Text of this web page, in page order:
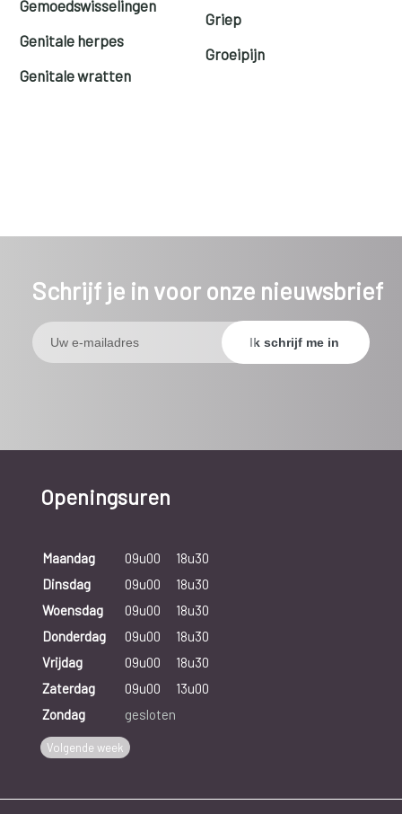
Gemoedswisselingen
Genitale herpes
Genitale wratten
Griep
Groeipijn
Schrijf je in voor onze nieuwsbrief
Openingsuren
Maandag 09u00
18u30
Dinsdag
09u00
18u30
Woensdag
09u00
18u30
Donderdag
09u00
18u30
Vrijdag
09u00
18u30
Zaterdag
09u00
13u00
Zondag
gesloten
Volgende week